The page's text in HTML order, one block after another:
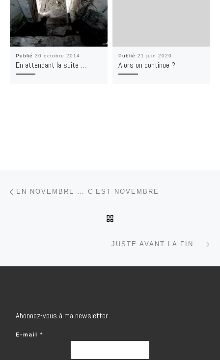
Publié 30 octobre 2014
En attendant la suite …
Publié 21 juin 2020
Alors on continue ?
Parcourir les articles
EN NOVEMBRE … C’EST NOVEMBRE
JUSTE AVANT LA FIN …
Abonnez-vous à ma newsletter
E-mail *